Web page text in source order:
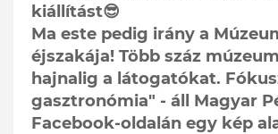
kiállítást😎
Ma este pedig irány a
éjszakája! Több száz
hajnalig a látogatókat.
gasztronómia" - áll Magyar
Facebook-oldalán egy kép